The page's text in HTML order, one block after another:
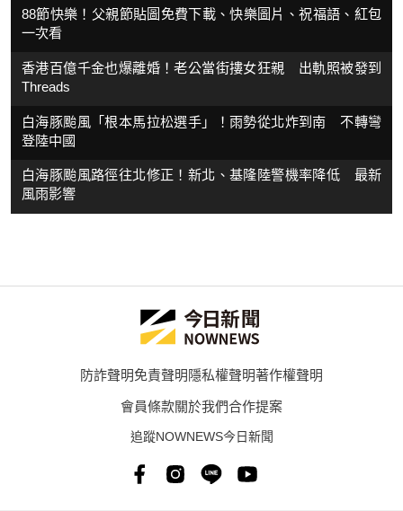
88節快樂！父親節貼圖免費下載、快樂圖片、祝福語、紅包
一次看
香港百億千金也爆離婚！老公當街摟女狂親 出軌照被發到
Threads
白海豚颱風「根本馬拉松選手」！雨勢從北炸到南 不轉彎
登陸中國
白海豚颱風路徑往北修正！新北、基隆陸警機率降低 最新
風雨影響
防詐聲明免責聲明隱私權聲明著作權聲明
會員條款關於我們合作提案
追蹤NOWNEWS今日新聞